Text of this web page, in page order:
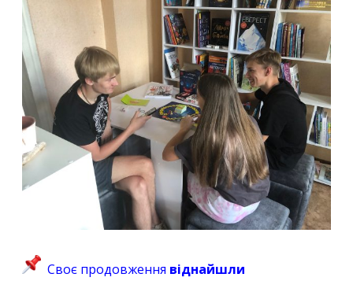
Своє продовження віднайшли